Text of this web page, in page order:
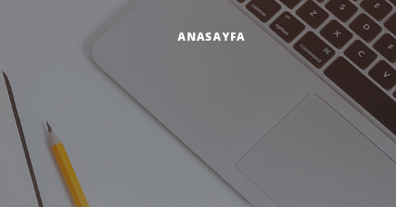
ANASAYFA